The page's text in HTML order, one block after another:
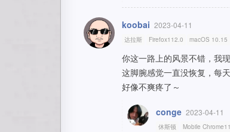
koobai 2023-04-11
达拉斯 Firefox112.0 macOS 10.15
你这一路上的风景不错，我
这脚腕感觉一直没恢复，每
好像不爽疼了～
conge 2023-04-11
休斯顿 Mobile